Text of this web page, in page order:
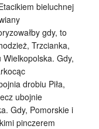
bieluchnej
gdy, to
Trzcianka,
Gdy,
drobiu Piła,
ubojnie
Gdy, Pomorskie i
pinczerem